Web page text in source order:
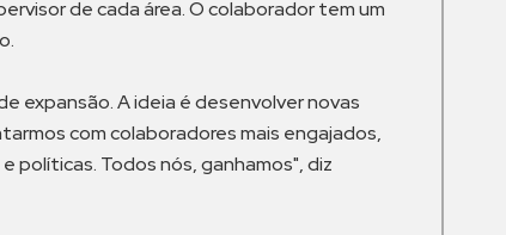
de cada área. O colaborador tem um
expansão. A ideia é desenvolver novas
com colaboradores mais engajados,
políticas. Todos nós, ganhamos", diz